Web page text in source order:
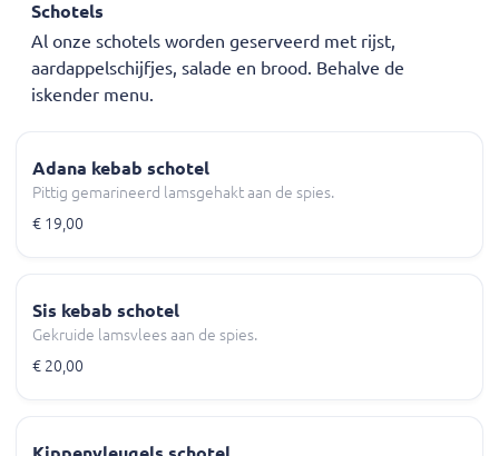
Schotels
Al onze schotels worden geserveerd met rijst,
aardappelschijfjes, salade en brood. Behalve de
iskender menu.
Adana kebab schotel
Pittig gemarineerd lamsgehakt aan de spies.
€ 19,00
Sis kebab schotel
Gekruide lamsvlees aan de spies.
€ 20,00